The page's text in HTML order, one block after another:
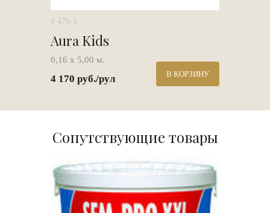
# 470-1
Aura Kids
0,16 х 5,00 м.
4 170 руб./рул В КОРЗИНУ
Сопутствующие товары